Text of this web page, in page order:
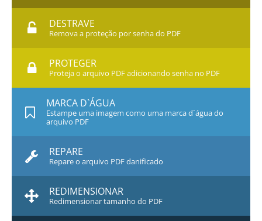
DESTRAVE
Remova a proteção por senha do PDF
PROTEGER
Proteja o arquivo PDF adicionando senha no PDF
MARCA D`ÁGUA
Estampe uma imagem como uma marca d`água do
arquivo PDF
REPARE
Repare o arquivo PDF danificado
REDIMENSIONAR
Redimensionar tamanho do PDF